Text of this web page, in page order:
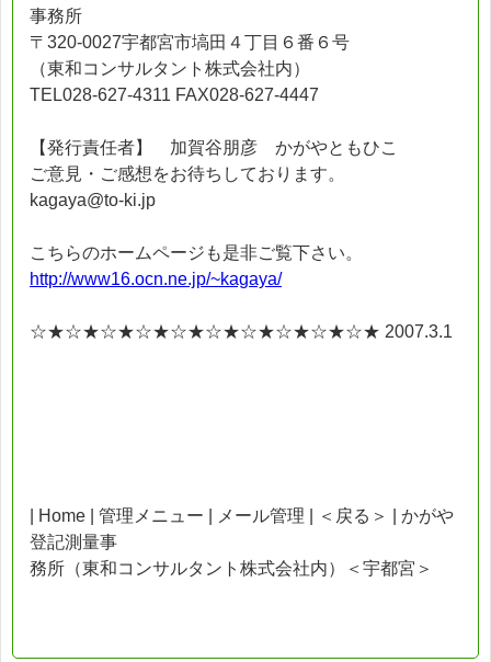
事務所
〒320-0027宇都宮市塙田４丁目６番６号
（東和コンサルタント株式会社内）
TEL028-627-4311 FAX028-627-4447
【発行責任者】 加賀谷朋彦 かがやともひこ
ご意見・ご感想をお待ちしております。
kagaya@to-ki.jp
こちらのホームページも是非ご覧下さい。
http://www16.ocn.ne.jp/~kagaya/
☆★☆★☆★☆★☆★☆★☆★☆★☆★☆★ 2007.3.1
| Home | 管理メニュー | メール管理 | ＜戻る＞ | かがや
登記測量事
務所（東和コンサルタント株式会社内）＜宇都宮＞